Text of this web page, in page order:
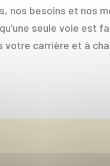
nos besoins et nos
seule voie est
carrière et à